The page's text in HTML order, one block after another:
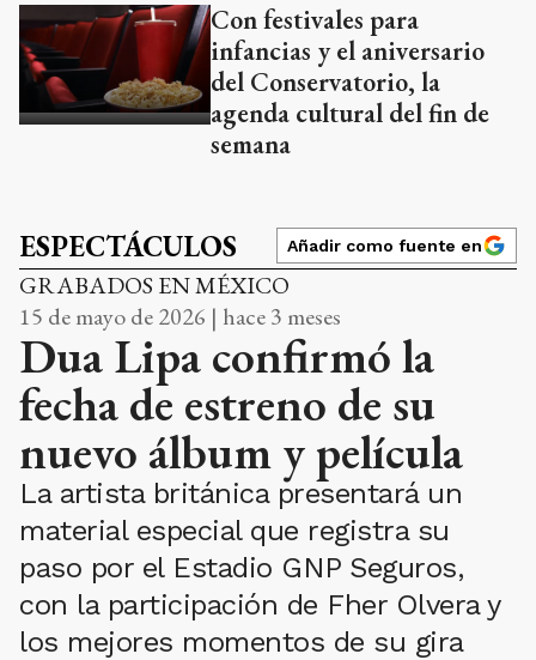
Con festivales para
infancias y el aniversario
del Conservatorio, la
agenda cultural del fin de
semana
ESPECTÁCULOS Añadir como fuente en
GRABADOS EN MÉXICO
15 de mayo de 2026 | hace 3 meses
Dua Lipa confirmó la
fecha de estreno de su
nuevo álbum y película
La artista británica presentará un
material especial que registra su
paso por el Estadio GNP Seguros,
con la participación de Fher Olvera y
los mejores momentos de su gira